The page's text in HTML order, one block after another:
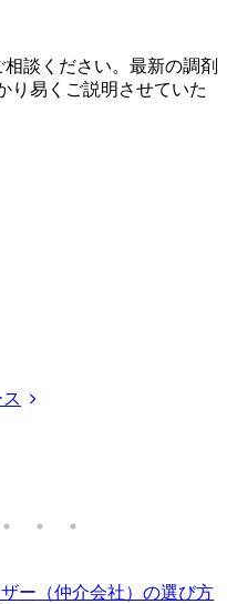
談ください。最新の調剤
り易くご説明させていた
ー（仲介会社）の選び方